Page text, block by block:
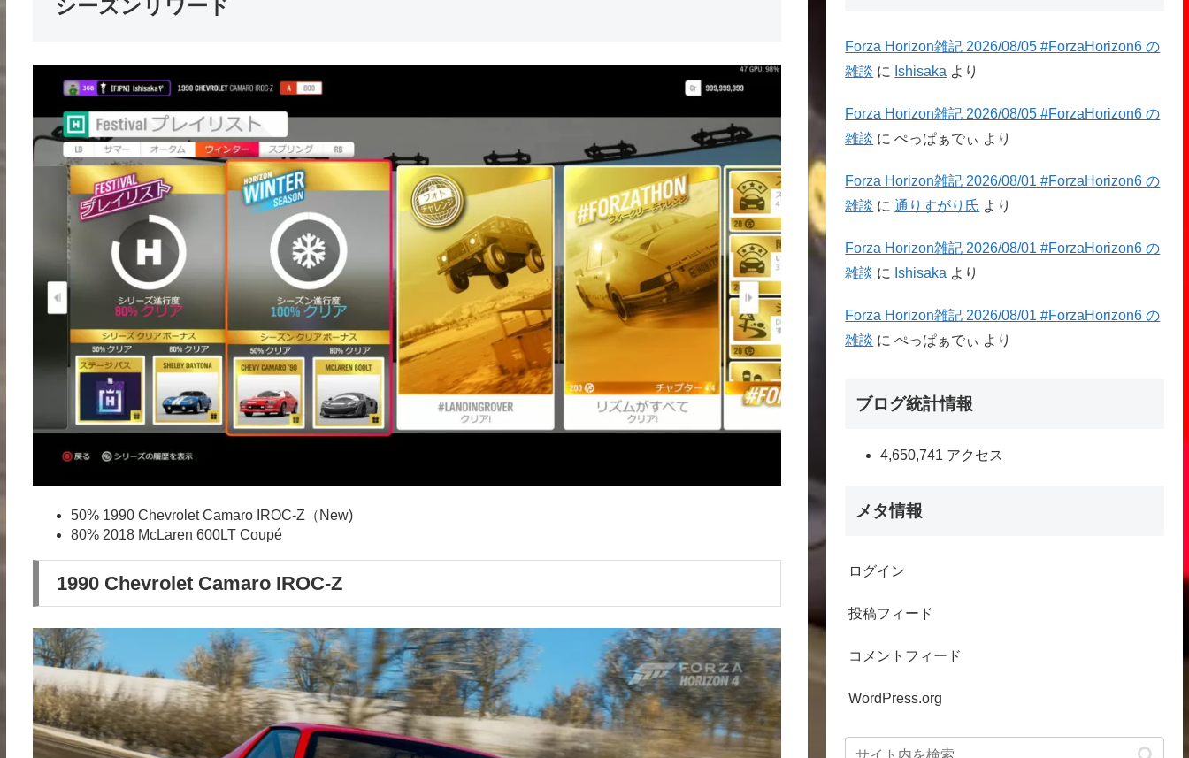
シーズンリワード
50% 1990 Chevrolet Camaro IROC-Z（New)
80% 2018 McLaren 600LT Coupé
1990 Chevrolet Camaro IROC-Z
Forza Horizon雑記 2026/08/05 #ForzaHorizon6 の
雑談 に Ishisaka より
Forza Horizon雑記 2026/08/05 #ForzaHorizon6 の
雑談 にぺっぱぁでぃ より
Forza Horizon雑記 2026/08/01 #ForzaHorizon6 の
雑談 に通りすがり氏 より
Forza Horizon雑記 2026/08/01 #ForzaHorizon6 の
雑談 に Ishisaka より
Forza Horizon雑記 2026/08/01 #ForzaHorizon6 の
雑談 にぺっぱぁでぃ より
ブログ統計情報
4,650,741 アクセス
メタ情報
ログイン
投稿フィード
コメントフィード
WordPress.org